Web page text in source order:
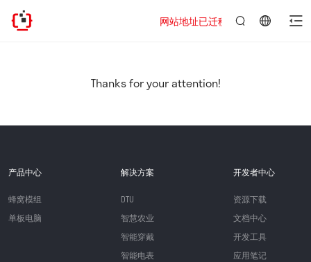
网站地址已迁移，欢迎访问新址
Thanks for your attention!
产品中心
蜂窝模组
单板电脑
解决方案
DTU
智慧农业
智能穿戴
智能电表
开发者中心
资源下载
文档中心
开发工具
应用笔记